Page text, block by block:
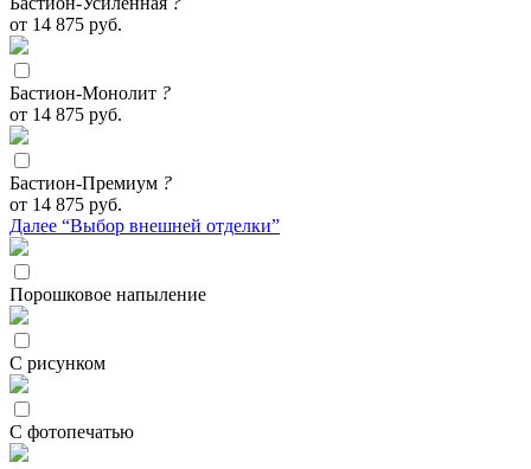
от 14 875 руб.
Бастион-Монолит ?
от 14 875 руб.
Бастион-Премиум ?
от 14 875 руб.
Далее “Выбор внешней отделки”
Порошковое напыление
С рисунком
С фотопечатью